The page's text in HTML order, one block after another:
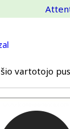
vartotojo